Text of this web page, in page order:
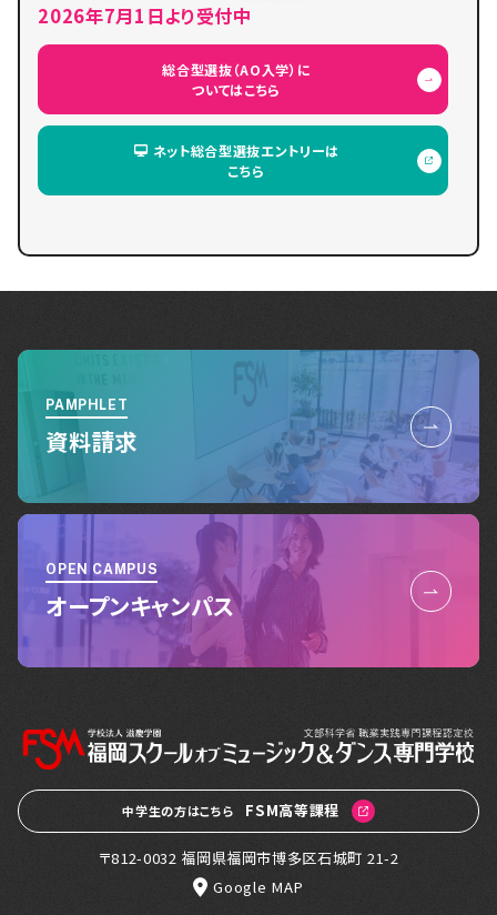
2026年7月1日より受付中
総合型選抜（AO入学）に
ついてはこちら
ネット総合型選抜エントリーは
こちら
PAMPHLET
資料請求
OPEN CAMPUS
オープンキャンパス
中学生の方はこちら FSM高等課程
〒812-0032 福岡県福岡市博多区石城町 21-2
Google MAP